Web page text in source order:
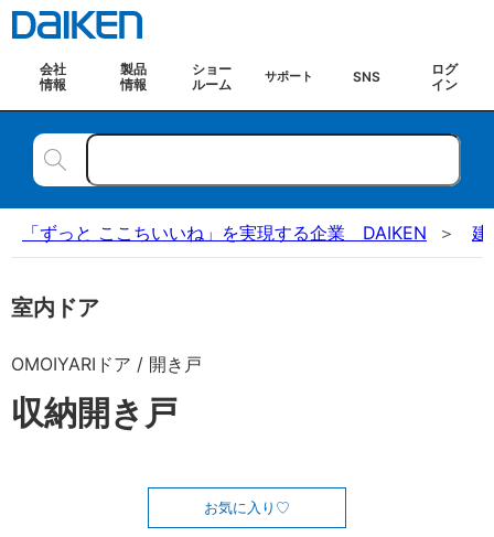
会社
情報
製品
情報
ショー
ルーム
サポート SNS
ログ
イン
「ずっと ここちいいね」を実現する企業 DAIKEN 建
室内ドア
OMOIYARIドア / 開き戸
収納開き戸
お気に入り